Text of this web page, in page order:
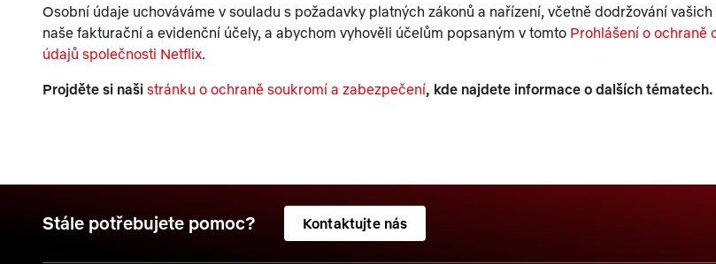
Osobní údaje uchováváme v souladu s požadavky platných zákonů a nařízení, včetně dodržování
naše fakturační a evidenční účely, a abychom vyhověli účelům popsaným v tomto Prohlášení o ochraně
údajů společnosti Netflix.
Projděte si naši stránku o ochraně soukromí a zabezpečení, kde najdete informace o dalších tématech.
Stále potřebujete pomoc? Kontaktujte nás